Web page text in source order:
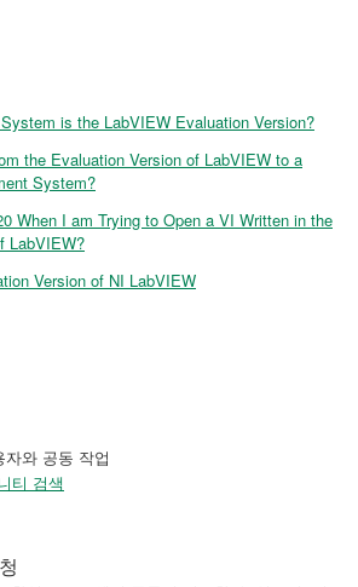
is the LabVIEW Evaluation Version?
the Evaluation Version of LabVIEW to a
System?
When I am Trying to Open a VI Written in the
LabVIEW?
Version of NI LabVIEW
와 공동 작업
티 검색